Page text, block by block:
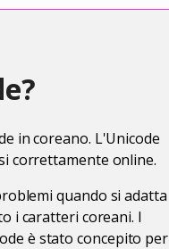
in coreano. L'Unicode
correttamente online.
quando si adatta
i caratteri coreani. I
è stato concepito per